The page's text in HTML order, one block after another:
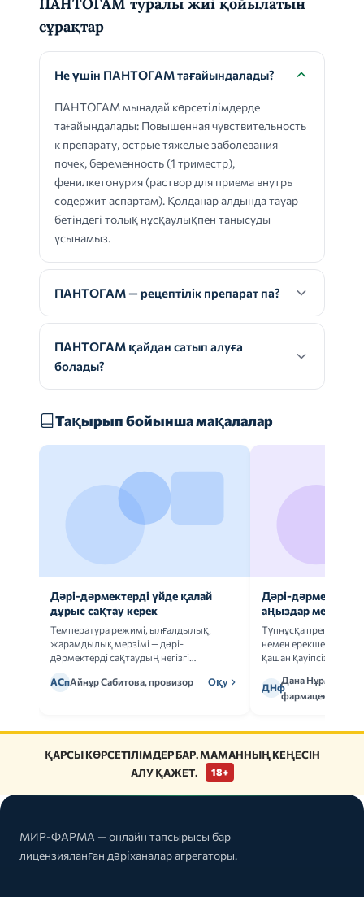
сұрақтар
Не үшін ПАНТОГАМ тағайындалады?
ПАНТОГАМ мынадай көрсетілімдерде
тағайындалады: Повышенная чувствительность
к препарату, острые тяжелые заболевания
почек, беременность (1 триместр),
фенилкетонурия (раствор для приема внутрь
содержит аспартам). Қолданар алдында тауар
бетіндегі толық нұсқаулықпен танысуды
ұсынамыз.
ПАНТОГАМ — рецептілік препарат па?
ПАНТОГАМ қайдан сатып алуға
болады?
Тақырып бойынша мақалалар
Дәрі-дәрмектерді үйде қалай
дұрыс сақтау керек
Температура режимі, ылғалдылық,
жарамдылық мерзімі — дәрі-
дәрмектерді сақтаудың негізгі
АСпАйнұр Сабитова, провизор Оқу
Дәрі-дәрмек
аңыздар мен
Түпнұсқа
немен ерекшеленеді
қашан қауіпсіз.
ДНф
Дана
фармацевт
ҚАРСЫ КӨРСЕТІЛІМДЕР БАР. МАМАННЫҢ КЕҢЕСІН
АЛУ ҚАЖЕТ.
18+
МИР-ФАРМА — онлайн тапсырысы бар
лицензияланған дәріханалар агрегаторы.